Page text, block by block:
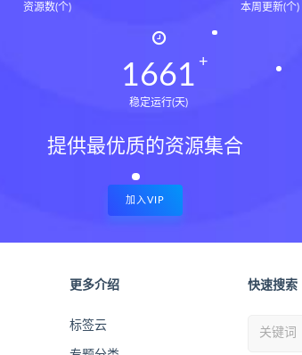
资源数(个) 本周更新(个)
1674
稳定运行(天)
提供最优质的资源集合
加入VIP
更多介绍
标签云
快速搜索